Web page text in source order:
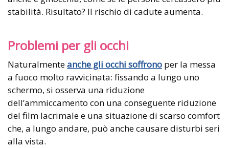
stabilità. Risultato? Il rischio di cadute aumenta.
Problemi per gli occhi
Naturalmenteanche gli occhi soffrono per la messa
a fuoco molto ravvicinata: fissando a lungo uno
schermo, si osserva una riduzione
dell’ammiccamento con una conseguente riduzione
del film lacrimale e una situazione di scarso comfort
che, a lungo andare, può anche causare disturbi seri
alla vista.